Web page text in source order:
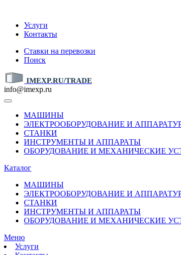
Услуги
Контакты
Ставки на перевозки
Поиск
IMEXP.RU/TRADE
info@imexp.ru
МАШИНЫ
ЭЛЕКТРООБОРУДОВАНИЕ И
СТАНКИ
ИНСТРУМЕНТЫ И АППАРАТЫ
ОБОРУДОВАНИЕ И МЕХАНИЧЕСКИЕ
Каталог
МАШИНЫ
ЭЛЕКТРООБОРУДОВАНИЕ И
СТАНКИ
ИНСТРУМЕНТЫ И АППАРАТЫ
ОБОРУДОВАНИЕ И МЕХАНИЧЕСКИЕ
Меню
Услуги